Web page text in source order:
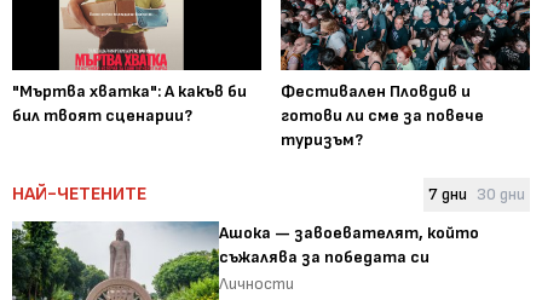
"Мъртва хватка": А какъв би
бил твоят сценарии?
Фестивален Пловдив и
готови ли сме за повече
туризъм?
НАЙ-ЧЕТЕНИТЕ 7 дни 30 дни
Ашока — завоевателят, който
съжалява за победата си
Личности